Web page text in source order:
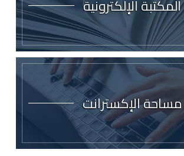
الإلكترونية
مساحة الإكسترانت